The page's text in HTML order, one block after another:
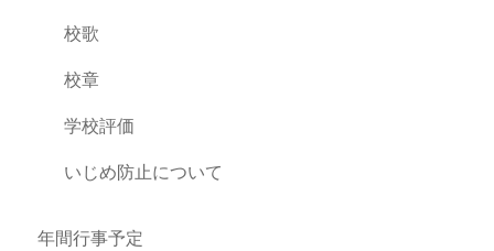
校歌
校章
学校評価
いじめ防止について
年間行事予定